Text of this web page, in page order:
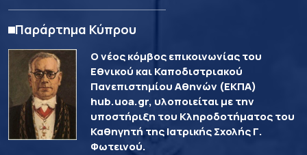
Παράρτημα Κύπρου
Ο νέος κόμβος επικοινωνίας του
Εθνικού και Καποδιστριακού
Πανεπιστημίου Αθηνών (ΕΚΠΑ)
hub.uoa.gr, υλοποιείται με την
υποστήριξη του Κληροδοτήματος του
Καθηγητή της Ιατρικής Σχολής Γ.
Φωτεινού.